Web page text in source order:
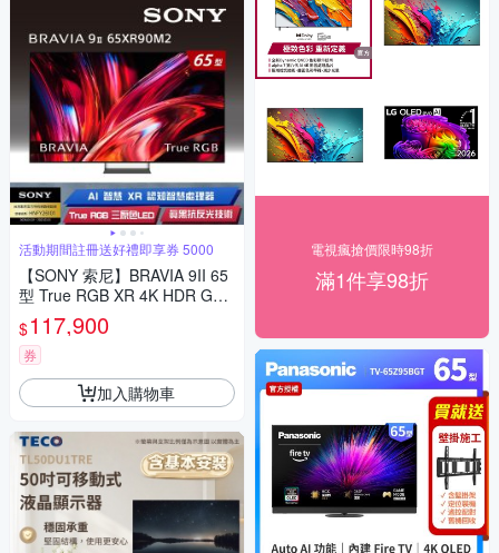
活動期間註冊送好禮即享券 5000
【SONY 索尼】BRAVIA 9II 65
型 True RGB XR 4K HDR Goo
gle TV顯示器 (Y-65XR90M2)
$117,900
券
加入購物車
電視瘋搶價限時98折
滿1件享98折